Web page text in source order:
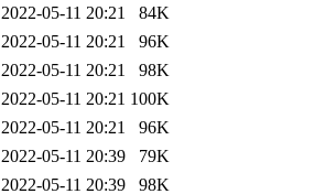
2022-05-11 20:21
84K
2022-05-11 20:21
96K
2022-05-11 20:21
98K
2022-05-11 20:21 100K
2022-05-11 20:21
96K
2022-05-11 20:39
79K
2022-05-11 20:39
98K